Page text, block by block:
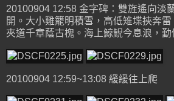
20100904 12:58 金字碑：雙旌遙向淡
開。大小雞籠明積雪，高低雉堞挾奔雷
夾道千章蔭古槐。海上鯨鯢今息浪，勤
20100904 12:59~13:08 緩緩往上爬